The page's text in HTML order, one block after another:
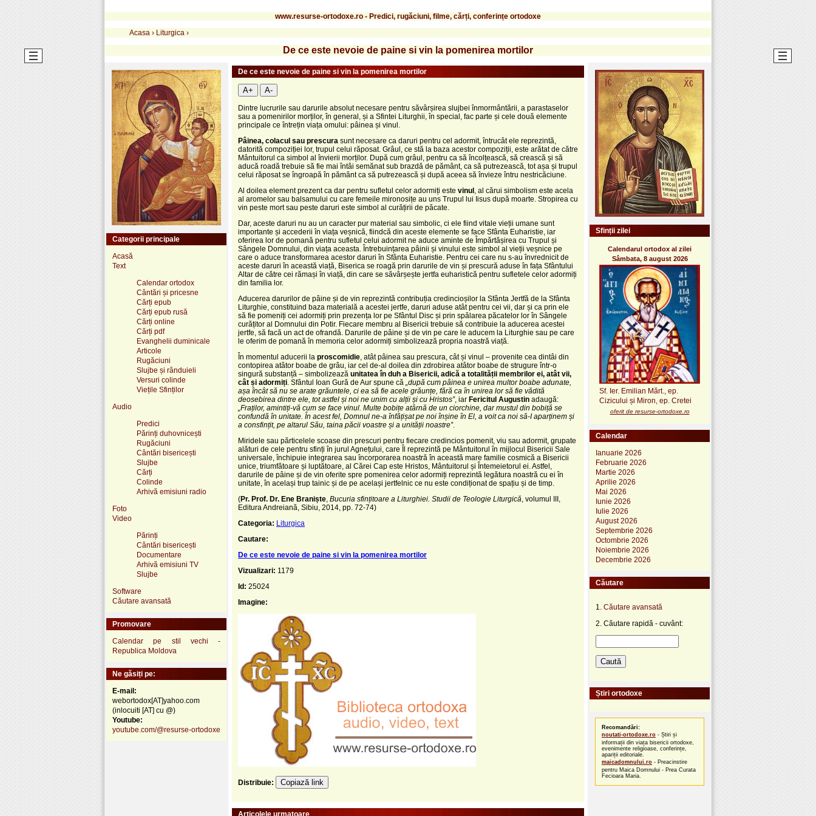
www.resurse-ortodoxe.ro - Predici, rugăciuni, filme, cărți, conferințe ortodoxe
Acasa › Liturgica ›
De ce este nevoie de paine si vin la pomenirea mortilor
De ce este nevoie de paine si vin la pomenirea mortilor
A+ A-
Dintre lucrurile sau darurile absolut necesare pentru săvârșirea slujbei înmormântării, a parastaselor
sau a pomenirilor morților, în general, și a Sfintei Liturghii, în special, fac parte și cele două elemente
principale ce întrețin viața omului: pâinea și vinul.
Pâinea, colacul sau prescura sunt necesare ca daruri pentru cel adormit, întrucât ele reprezintă,
datorită compoziției lor, trupul celui răposat. Grâul, ce stă la baza acestor compoziții, este arătat de către
Mântuitorul ca simbol al învierii morților. După cum grâul, pentru ca să încolțească, să crească și să
aducă roadă trebuie să fie mai întâi semănat sub brazdă de pământ, ca să putrezească, tot așa și trupul
celui răposat se îngroapă în pământ ca să putrezească și după aceea să învieze întru nestricăciune.
Al doilea element prezent ca dar pentru sufletul celor adormiți este vinul , al cărui simbolism este acela
al aromelor sau balsamului cu care femeile mironosițe au uns Trupul lui Iisus după moarte. Stropirea cu
vin peste mort sau peste daruri este simbol al curățirii de păcate.
Dar, aceste daruri nu au un caracter pur material sau simbolic, ci ele fiind vitale vieții umane sunt
importante și accederii în viața veșnică, fiindcă din aceste elemente se face Sfânta Euharistie, iar
oferirea lor de pomană pentru sufletul celui adormit ne aduce aminte de Împărtășirea cu Trupul și
Sângele Domnului, din viața aceasta. Întrebuințarea pâinii și vinului este simbol al vieții veșnice pe
care o aduce transformarea acestor daruri în Sfânta Euharistie. Pentru cei care nu s-au învrednicit de
aceste daruri în această viață, Biserica se roagă prin darurile de vin și prescură aduse în fața Sfântului
Altar de către cei rămași în viață, din care se săvârșește jertfa euharistică pentru sufletele celor adormiți
din familia lor.
Aducerea darurilor de pâine și de vin reprezintă contribuția credincioșilor la Sfânta Jertfă de la Sfânta
Liturghie, constituind baza materială a acestei jertfe, daruri aduse atât pentru cei vii, dar și ca prin ele
să fie pomeniți cei adormiți prin prezența lor pe Sfântul Disc și prin spălarea păcatelor lor în Sângele
curățitor al Domnului din Potir. Fiecare membru al Bisericii trebuie să contribuie la aducerea acestei
jertfe, să facă un act de ofrandă. Darurile de pâine și de vin pe care le aducem la Liturghie sau pe care
le oferim de pomană în memoria celor adormiți simbolizează propria noastră viață.
În momentul aducerii la proscomidie , atât pâinea sau prescura, cât și vinul ‒ provenite cea dintâi din
contopirea atâtor boabe de grâu, iar cel de-al doilea din zdrobirea atâtor boabe de strugure într-o
singură substanță ‒ simbolizează unitatea în duh a Bisericii, adică a totalității membrilor ei, atât vii,
cât și adormiți . Sfântul Ioan Gură de Aur spune că „după cum pâinea e unirea multor boabe adunate,
așa încât să nu se arate grăuntele, ci ea să fie acele grăunțe, fără ca în unirea lor să fie vădită
deosebirea dintre ele, tot astfel și noi ne unim cu alții și cu Hristos”, iar Fericitul Augustin adaugă:
„Fraților, amintiți-vă cum se face vinul. Multe bobițe atârnă de un ciorchine, dar mustul din bobiță se
confundă în unitate. În acest fel, Domnul ne-a înfățișat pe noi înșine în El, a voit ca noi să-I aparținem și
a consfințit, pe altarul Său, taina păcii voastre și a unității noastre”.
Miridele sau părticelele scoase din prescuri pentru fiecare credincios pomenit, viu sau adormit, grupate
alături de cele pentru sfinți în jurul Agnețului, care Îl reprezintă pe Mântuitorul în mijlocul Bisericii Sale
universale, închipuie integrarea sau încorporarea noastră în această mare familie cosmică a Bisericii
unice, triumfătoare și luptătoare, al Cărei Cap este Hristos, Mântuitorul și Întemeietorul ei. Astfel,
darurile de pâine și de vin oferite spre pomenirea celor adormiți reprezintă legătura noastră cu ei în
unitate, în același trup tainic și de pe același jertfelnic ce nu este condiționat de spațiu și de timp.
(Pr. Prof. Dr. Ene Braniște Bucuria sfințitoare a Liturghiei. Studii de Teologie Liturgică , volumul III,
Editura Andreiană, Sibiu, 2014, pp. 72-74)
Categoria: Liturgica
Cautare:
De ce este nevoie de paine si vin la pomenirea mortilor
Vizualizari: 1179
Id: 25024
Imagine:
Distribuie: Copiază link
Articolele urmatoare
Categorii principale
Acasă
Text
Calendar ortodox
Cântări și pricesne
Cărți epub
Cărți epub rusă
Cărți online
Cărți pdf
Evanghelii duminicale
Articole
Rugăciuni
Slujbe și rânduieli
Versuri colinde
Viețile Sfinților
Audio
Predici
Părinți duhovnicești
Rugăciuni
Cântări bisericești
Slujbe
Cărți
Colinde
Arhivă emisiuni radio
Foto
Video
Părinți
Cântări bisericești
Documentare
Arhivă emisiuni TV
Slujbe
Software
Căutare avansată
Promovare
Calendar pe stil vechi -
Republica Moldova
Ne găsiți pe:
E-mail:
webortodox[AT]yahoo.com
(inlocuiti [AT] cu @)
Youtube:
youtube.com/@resurse-ortodoxe
Sfinții zilei
Calendarul ortodox al zilei
Sâmbata, 8 august 2026
Sf. Ier. Emilian Mărt., ep.
Cizicului și Miron, ep. Cretei
oferit de resurse-ortodoxe.ro
Calendar
Ianuarie 2026
Februarie 2026
Martie 2026
Aprilie 2026
Mai 2026
Iunie 2026
Iulie 2026
August 2026
Septembrie 2026
Octombrie 2026
Noiembrie 2026
Decembrie 2026
Căutare
1. Căutare avansată
2. Căutare rapidă - cuvânt:
Știri ortodoxe
Recomandări:
noutati-ortodoxe.ro - Știri și
informații din viața bisericii ortodoxe,
evenimente religioase, conferințe,
apariții editoriale.
maicadomnului.ro - Preacinstire
pentru Maica Domnului - Prea Curata
Fecioara Maria.